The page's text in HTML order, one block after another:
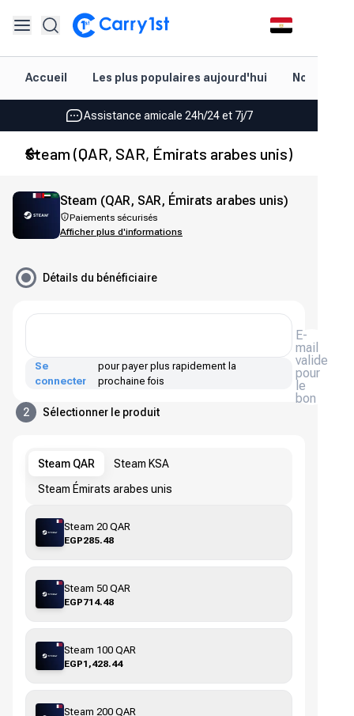
Accueil Les plus populaires aujourd'hui
Les meilleures offres pour vos meilleurs jeux
Assistance amicale 24h/24 et 7j/7
Noté 4,45 sur Google Play et l'App Store
Les meilleures offres pour vos meilleurs jeux
Noté 4,45 sur Google Play et l'App Store
Steam (QAR, SAR, Émirats arabes unis)
Steam (QAR, SAR, Émirats arabes unis)
Paiements sécurisés
Afficher plus d'informations
Détails du bénéficiaire
E-
mail
valide
pour
le
bon
Se
connecter
pour payer plus rapidement la
prochaine fois
2 Sélectionner le produit
Steam QAR
Steam KSA
Steam Émirats arabes unis
Steam 20 QAR
EGP285.48
Steam 50 QAR
EGP714.48
Steam 100 QAR
EGP1,428.44
Steam 200 QAR